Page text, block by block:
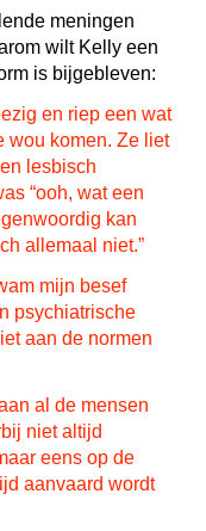
meningen
wilt Kelly een
is bijgebleven:
en riep een wat
wou komen. Ze liet
lesbisch
“ooh, wat een
kan
allemaal niet.”
mijn besef
psychiatrische
aan de normen
al de mensen
niet altijd
eens op de
aanvaard wordt